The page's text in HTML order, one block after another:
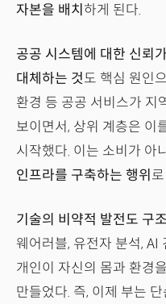
자본을 배치 하게 된다.
공공 시스템에 대한 신뢰
대체하는 것도 핵심 원인
환경 등 공공 서비스가 지
보이면서, 상위 계층은 이
시작했다. 이는 소비가 아
인프라를 구축하는 행위
기술의 비약적 발전도 구
웨어러블, 유전자 분석, AI
개인이 자신의 몸과 환경
만들었다. 즉, 이제 부는